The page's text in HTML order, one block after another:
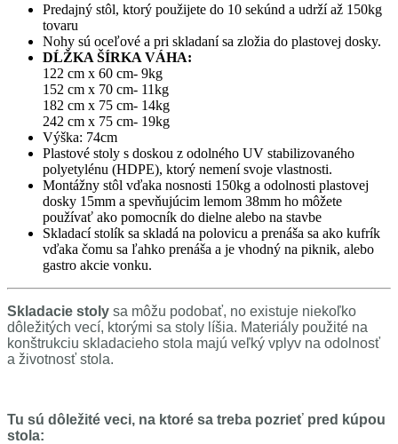
Predajný stôl, ktorý použijete do 10 sekúnd a udrží až 150kg
tovaru
Nohy sú oceľové a pri skladaní sa zložia do plastovej dosky.
DĹŽKA ŠÍRKA VÁHA:
122 cm x 60 cm- 9kg
152 cm x 70 cm- 11kg
182 cm x 75 cm- 14kg
242 cm x 75 cm- 19kg
Výška: 74cm
Plastové stoly s doskou z odolného UV stabilizovaného
polyetylénu (HDPE), ktorý nemení svoje vlastnosti.
Montážny stôl vďaka nosnosti 150kg a odolnosti plastovej
dosky 15mm a spevňujúcim lemom 38mm ho môžete
používať ako pomocník do dielne alebo na stavbe
Skladací stolík sa skladá na polovicu a prenáša sa ako kufrík
vďaka čomu sa ľahko prenáša a je vhodný na piknik, alebo
gastro akcie vonku.
Skladacie stoly sa môžu podobať, no existuje niekoľko
dôležitých vecí, ktorými sa stoly líšia. Materiály použité na
konštrukciu skladacieho stola majú veľký vplyv na odolnosť
a životnosť stola.
Tu sú dôležité veci, na ktoré sa treba pozrieť pred kúpou
stola: